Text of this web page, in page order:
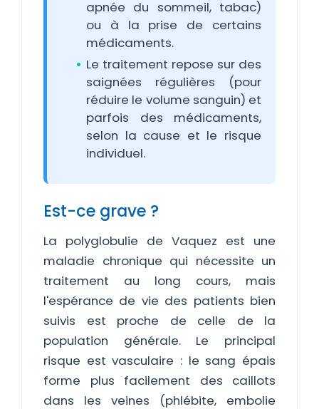
apnée du sommeil, tabac)
ou à la prise de certains
médicaments.
Le traitement repose sur des
saignées régulières (pour
réduire le volume sanguin) et
parfois des médicaments,
selon la cause et le risque
individuel.
Est-ce grave ?
La polyglobulie de Vaquez est une
maladie chronique qui nécessite un
traitement au long cours, mais
l'espérance de vie des patients bien
suivis est proche de celle de la
population générale. Le principal
risque est vasculaire : le sang épais
forme plus facilement des caillots
dans les veines (phlébite, embolie